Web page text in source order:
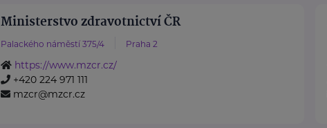
Ministerstvo zdravotnictví ČR
Palackého náměstí 375/4 Praha 2
https://www.mzcr.cz/
+420 224 971 111
mzcr@mzcr.cz